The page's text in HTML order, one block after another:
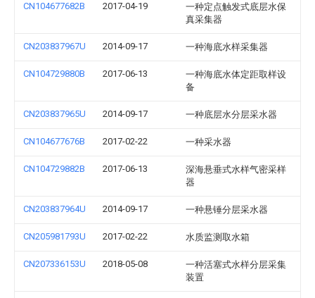
CN104677682B 2017-04-19
一种定点触发式底层水保
真采集器
CN203837967U 2014-09-17 一种海底水样采集器
CN104729880B 2017-06-13
一种海底水体定距取样设
备
CN203837965U 2014-09-17 一种底层水分层采水器
CN104677676B 2017-02-22 一种采水器
CN104729882B 2017-06-13
深海悬垂式水样气密采样
器
CN203837964U 2014-09-17 一种悬锤分层采水器
CN205981793U 2017-02-22 水质监测取水箱
CN207336153U 2018-05-08
一种活塞式水样分层采集
装置